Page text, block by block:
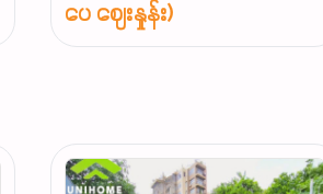
ပေ ဈေးနှုန်း)